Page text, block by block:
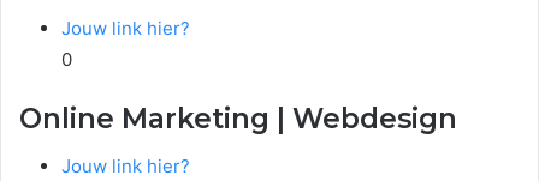
Jouw link hier?
0
Online Marketing | Webdesign
Jouw link hier?